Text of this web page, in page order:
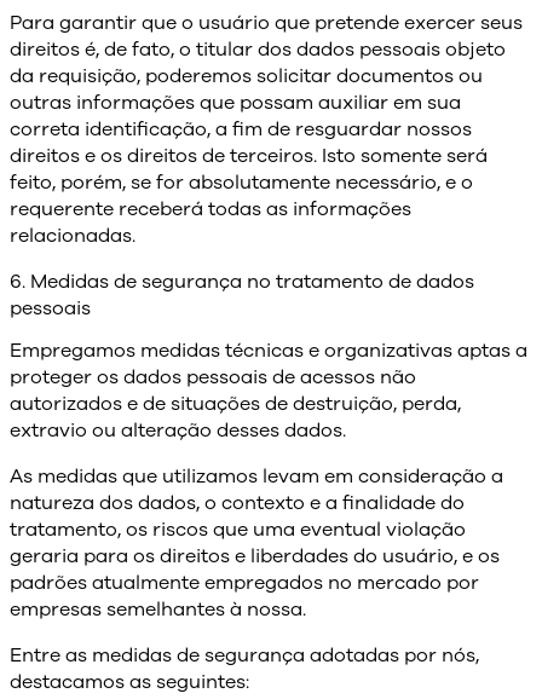
Para garantir que o usuário que pretende exercer seus
direitos é, de fato, o titular dos dados pessoais objeto
da requisição, poderemos solicitar documentos ou
outras informações que possam auxiliar em sua
correta identificação, a fim de resguardar nossos
direitos e os direitos de terceiros. Isto somente será
feito, porém, se for absolutamente necessário, e o
requerente receberá todas as informações
relacionadas.
6. Medidas de segurança no tratamento de dados
pessoais
Empregamos medidas técnicas e organizativas aptas a
proteger os dados pessoais de acessos não
autorizados e de situações de destruição, perda,
extravio ou alteração desses dados.
As medidas que utilizamos levam em consideração a
natureza dos dados, o contexto e a finalidade do
tratamento, os riscos que uma eventual violação
geraria para os direitos e liberdades do usuário, e os
padrões atualmente empregados no mercado por
empresas semelhantes à nossa.
Entre as medidas de segurança adotadas por nós,
destacamos as seguintes: